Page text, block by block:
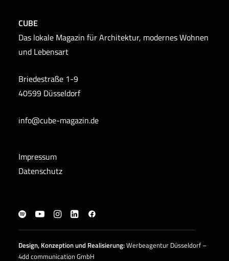
CUBE
Das lokale Magazin für Architektur, modernes Wohnen
und Lebensart
Briedestraße 1-9
40599 Düsseldorf
info@cube-magazin.de
Impressum
Datenschutz
Design, Konzeption und Realisierung:Werbeagentur Düsseldorf –
4dd communication GmbH